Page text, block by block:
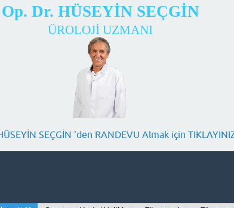
Op. Dr. HÜSEYİN SEÇGİN
ÜROLOJİ UZMANI
SEÇGİN 'den RANDEVU Almak için